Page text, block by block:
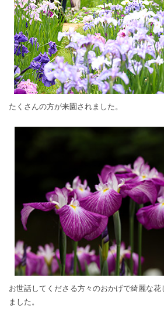
たくさんの方が来園されました。
お世話してくださる方々のおかげで綺麗な
ました。